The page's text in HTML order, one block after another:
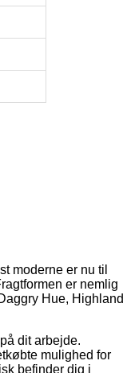
moderne er nu til
er nemlig
Hue, Highland
dit arbejde.
mulighed for
befinder dig i